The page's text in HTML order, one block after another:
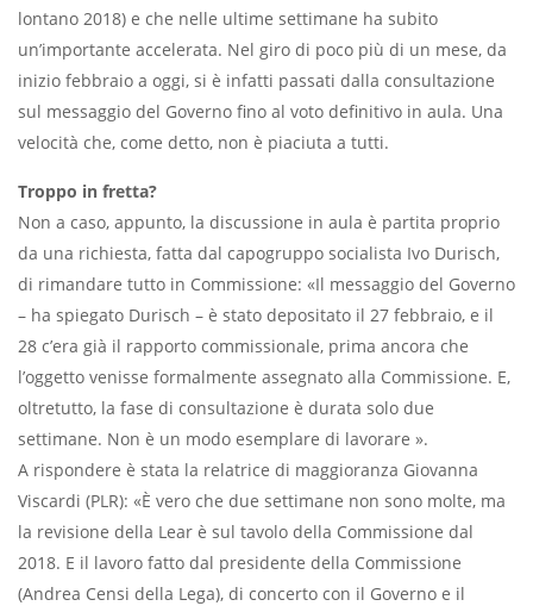
lontano 2018) e che nelle ultime settimane ha subito
un’importante accelerata. Nel giro di poco più di un mese, da
inizio febbraio a oggi, si è infatti passati dalla consultazione
sul messaggio del Governo fino al voto definitivo in aula. Una
velocità che, come detto, non è piaciuta a tutti.
Troppo in fretta?
Non a caso, appunto, la discussione in aula è partita proprio
da una richiesta, fatta dal capogruppo socialista Ivo Durisch,
di rimandare tutto in Commissione: «Il messaggio del Governo
– ha spiegato Durisch – è stato depositato il 27 febbraio, e il
28 c’era già il rapporto commissionale, prima ancora che
l’oggetto venisse formalmente assegnato alla Commissione. E,
oltretutto, la fase di consultazione è durata solo due
settimane. Non è un modo esemplare di lavorare ».
A rispondere è stata la relatrice di maggioranza Giovanna
Viscardi (PLR): «È vero che due settimane non sono molte, ma
la revisione della Lear è sul tavolo della Commissione dal
2018. E il lavoro fatto dal presidente della Commissione
(Andrea Censi della Lega), di concerto con il Governo e il